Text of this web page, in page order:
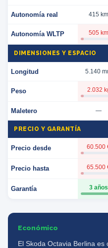
Autonomía real 415 km
Autonomía WLTP 505 km
DIMENSIONES Y ESPACIO
Longitud 5.140
Peso 2.032
Maletero —
PRECIO Y GARANTÍA
Precio desde 60.500
Precio hasta 65.500
Garantía 3 años
Económico
El Skoda Octavia Berlina